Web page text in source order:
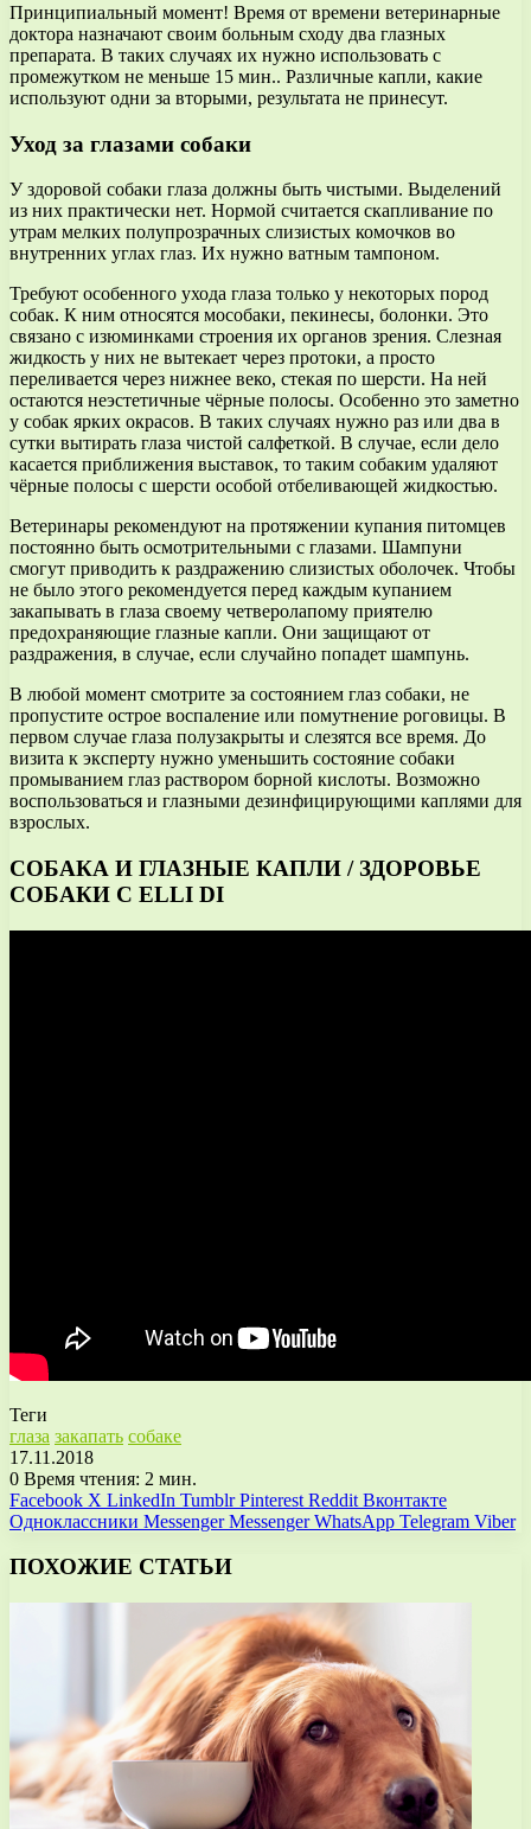
Принципиальный момент! Время от времени ветеринарные
доктора назначают своим больным сходу два глазных
препарата. В таких случаях их нужно использовать с
промежутком не меньше 15 мин.. Различные капли, какие
используют одни за вторыми, результата не принесут.
Уход за глазами собаки
У здоровой собаки глаза должны быть чистыми. Выделений
из них практически нет. Нормой считается скапливание по
утрам мелких полупрозрачных слизистых комочков во
внутренних углах глаз. Их нужно ватным тампоном.
Требуют особенного ухода глаза только у некоторых пород
собак. К ним относятся мособаки, пекинесы, болонки. Это
связано с изюминками строения их органов зрения. Слезная
жидкость у них не вытекает через протоки, а просто
переливается через нижнее веко, стекая по шерсти. На ней
остаются неэстетичные чёрные полосы. Особенно это заметно
у собак ярких окрасов. В таких случаях нужно раз или два в
сутки вытирать глаза чистой салфеткой. В случае, если дело
касается приближения выставок, то таким собаким удаляют
чёрные полосы с шерсти особой отбеливающей жидкостью.
Ветеринары рекомендуют на протяжении купания питомцев
постоянно быть осмотрительными с глазами. Шампуни
смогут приводить к раздражению слизистых оболочек. Чтобы
не было этого рекомендуется перед каждым купанием
закапывать в глаза своему четверолапому приятелю
предохраняющие глазные капли. Они защищают от
раздражения, в случае, если случайно попадет шампунь.
В любой момент смотрите за состоянием глаз собаки, не
пропустите острое воспаление или помутнение роговицы. В
первом случае глаза полузакрыты и слезятся все время. До
визита к эксперту нужно уменьшить состояние собаки
промыванием глаз раствором борной кислоты. Возможно
воспользоваться и глазными дезинфицирующими каплями для
взрослых.
СОБАКА И ГЛАЗНЫЕ КАПЛИ / ЗДОРОВЬЕ
СОБАКИ С ELLI DI
Теги
глаза закапать собаке
17.11.2018
0 Время чтения: 2 мин.
Facebook X LinkedIn Tumblr Pinterest Reddit Вконтакте
Одноклассники Messenger Messenger WhatsApp Telegram Viber
ПОХОЖИЕ СТАТЬИ